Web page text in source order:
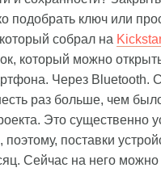
подобрать ключ или
собрал на
который можно
Через Bluetooth.
раз больше, чем
Это существенно
поэтому, поставки
Сейчас на него можно